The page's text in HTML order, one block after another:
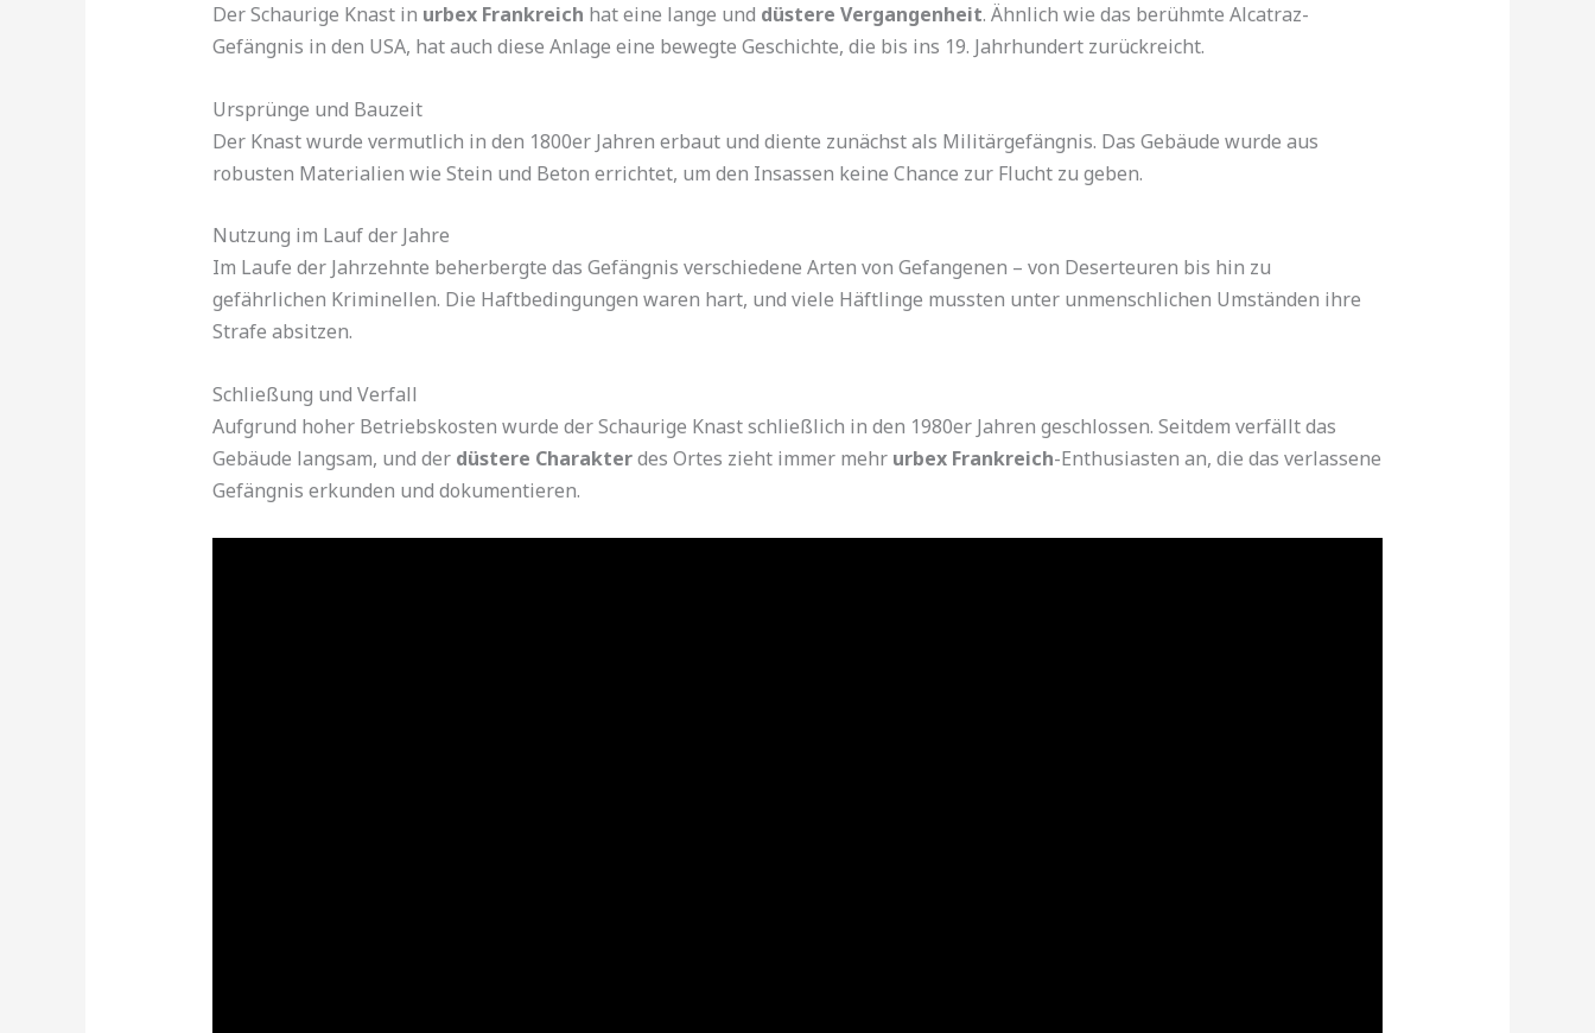
Der Schaurige Knast in urbex Frankreich hat eine lange und düstere Vergangenheit. Ähnlich wie das berühmte Alcatraz-
Gefängnis in den USA, hat auch diese Anlage eine bewegte Geschichte, die bis ins 19. Jahrhundert zurückreicht.
Ursprünge und Bauzeit
Der Knast wurde vermutlich in den 1800er Jahren erbaut und diente zunächst als Militärgefängnis. Das Gebäude wurde aus
robusten Materialien wie Stein und Beton errichtet, um den Insassen keine Chance zur Flucht zu geben.
Nutzung im Lauf der Jahre
Im Laufe der Jahrzehnte beherbergte das Gefängnis verschiedene Arten von Gefangenen – von Deserteuren bis hin zu
gefährlichen Kriminellen. Die Haftbedingungen waren hart, und viele Häftlinge mussten unter unmenschlichen Umständen ihre
Strafe absitzen.
Schließung und Verfall
Aufgrund hoher Betriebskosten wurde der Schaurige Knast schließlich in den 1980er Jahren geschlossen. Seitdem verfällt das
Gebäude langsam, und der düstere Charakterdes Ortes zieht immer mehr urbex Frankreich-Enthusiasten an, die das verlassene
Gefängnis erkunden und dokumentieren.